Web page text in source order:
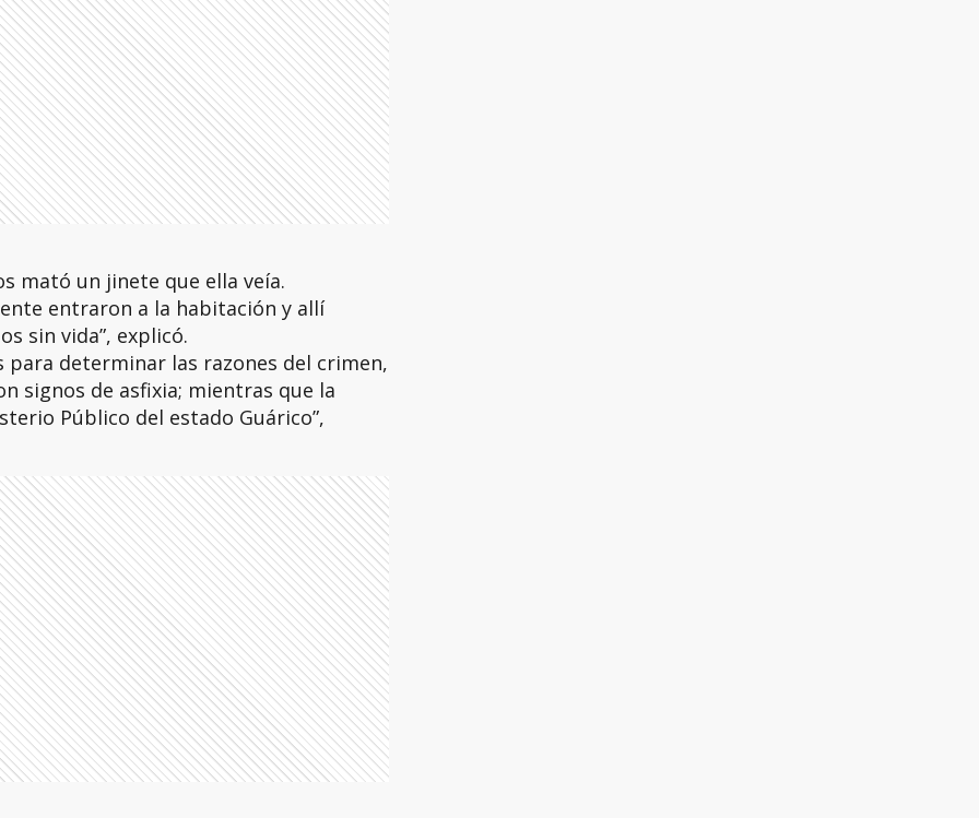
mató un jinete que ella veía.
entraron a la habitación y allí
sin vida”, explicó.
para determinar las razones del crimen,
signos de asfixia; mientras que la
Público del estado Guárico”,